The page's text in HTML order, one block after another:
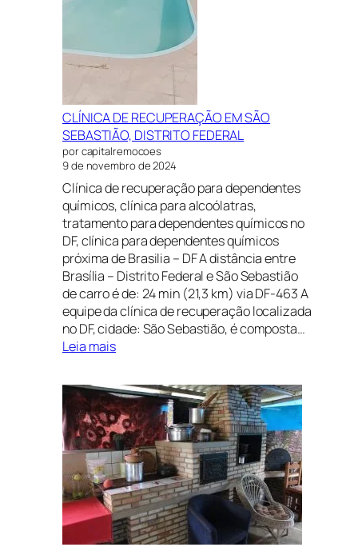
CLÍNICA DE RECUPERAÇÃO EM SÃO
SEBASTIÃO, DISTRITO FEDERAL
por capitalremocoes
9 de novembro de 2024
Clínica de recuperação para dependentes
químicos, clínica para alcoólatras,
tratamento para dependentes químicos no
DF, clínica para dependentes químicos
próxima de Brasilia – DF A distância entre
Brasília – Distrito Federal e São Sebastião
de carro é de: 24 min (21,3 km) via DF-463 A
equipe da clínica de recuperação localizada
no DF, cidade: São Sebastião, é composta…
Leia mais:
DE
RECUPERAÇÃO
EM
SÃO
SEBASTIÃO,
DISTRITO
FEDERAL